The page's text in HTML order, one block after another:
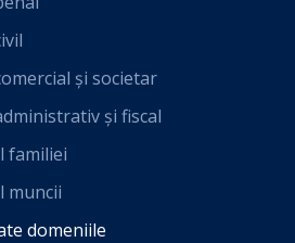
și societar
și fiscal
familiei
muncii
domeniile